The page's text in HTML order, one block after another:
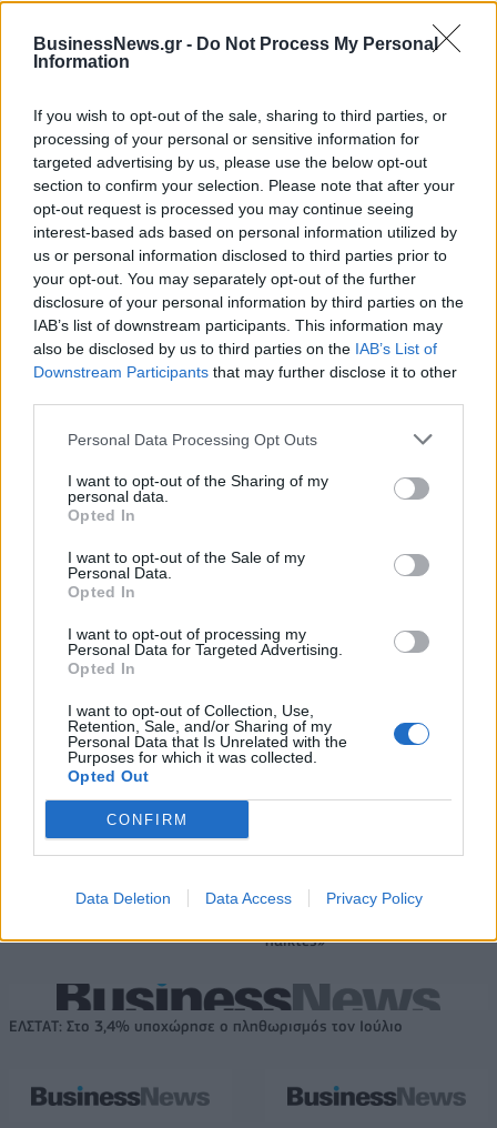
BusinessNews.gr - Do Not Process My Personal
Information
If you wish to opt-out of the sale, sharing to third parties, or
processing of your personal or sensitive information for
targeted advertising by us, please use the below opt-out
section to confirm your selection. Please note that after your
opt-out request is processed you may continue seeing
interest-based ads based on personal information utilized by
us or personal information disclosed to third parties prior to
your opt-out. You may separately opt-out of the further
disclosure of your personal information by third parties on the
IAB’s list of downstream participants. This information may
also be disclosed by us to third parties on the IAB’s List of
Downstream Participants that may further disclose it to other
Personal Data Processing Opt Outs
I want to opt-out of the Sharing of my
personal data.
Opted In
I want to opt-out of the Sale of my
Personal Data.
Opted In
I want to opt-out of processing my
Personal Data for Targeted Advertising.
Opted In
I want to opt-out of Collection, Use,
Retention, Sale, and/or Sharing of my
Personal Data that Is Unrelated with the
Purposes for which it was collected.
Opted Out
CONFIRM
Data Deletion Data Access Privacy Policy
Μοκόκα: «Θέλουμε να χτίσουμε
κάτι μεγάλο με την ιδιοκτησία
και τη διοίκηση»
Fourlis: Συμφωνία για την
πώληση συμμετοχής στο Sofia
South Ring Mall έναντι 49,35
εκατ. ευρώ
Β.Σ. Καρούλιας: Τζίρος 98,7 εκατ. ευρώ και αύξηση κερδών 57% - Τα
νέα στοιχήματα σε low & non alcohol
σε 843 μέσα ενημέρωσης-
πρόγραμμα ενίσχυσης του
ξεκίνησε το πρόγραμμα
στήριξης- Κάλυψη εισφορών
ΕΔΟΕΑΠ
IAB Hellas: Νέα Διοικούσα Επιτροπή και νέο Διοικητικό Συμβούλιο -
Πρόεδρος ο Γαληνός Γιαγλής
μπαταριών για τα υβριδικά της
ευρωπαϊκή
αυτοκινητοβιομηχανία
Νέο Audi A2 e-tron με στόχο την κορυφή της αποδοτικότητας
Δόξα Λευκάδας: Έβδομη
Platon BC: «Στόχος μας στις
παίκτες»
ΕΛΣΤΑΤ: Στο 3,4% υποχώρησε ο πληθωρισμός τον Ιούλιο